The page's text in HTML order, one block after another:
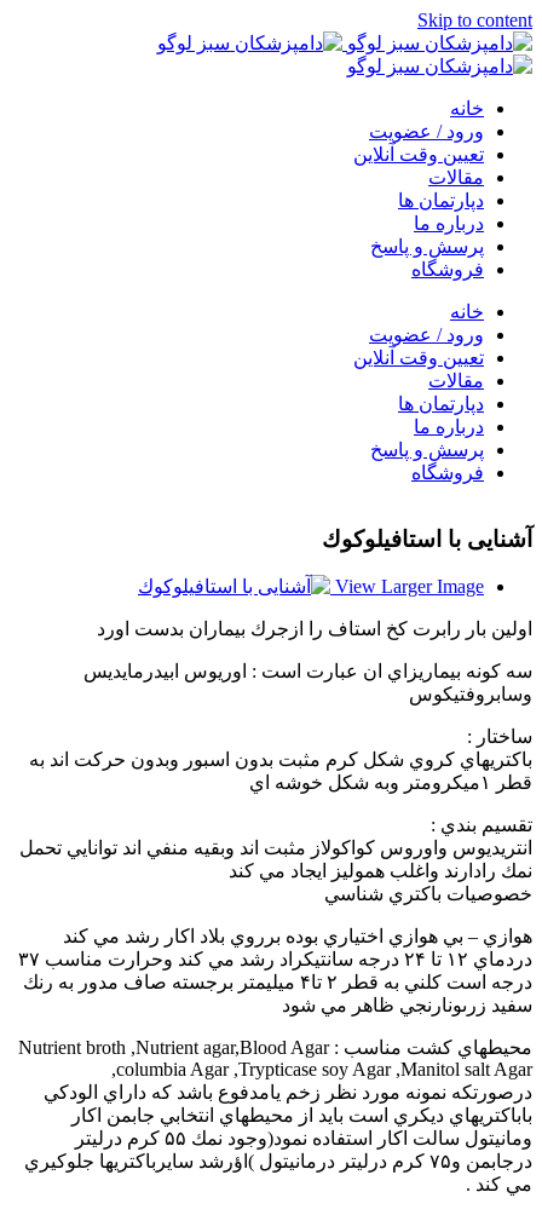
Skip to content
خانه
ورود / عضویت
تعیین وقت آنلاین
مقالات
دپارتمان ها
درباره ما
پرسش و پاسخ
فروشگاه
خانه
ورود / عضویت
تعیین وقت آنلاین
مقالات
دپارتمان ها
درباره ما
پرسش و پاسخ
فروشگاه
آشنایی با استافيلوكوك
View Larger Image
اولين بار رابرت كخ استاف را ازجرك بيماران بدست اورد
سه كونه بيماريزاي ان عبارت است : اوريوس ابيدرمايديس
وسابروفتيكوس
ساختار :
باكتريهاي كروي شكل كرم مثبت بدون اسبور وبدون حركت اند به
قطر ۱ميكرومتر وبه شكل خوشه اي
تقسيم بندي :
انتريديوس واوروس كواكولاز مثبت اند وبقيه منفي اند توانايي تحمل
نمك رادارند واغلب هموليز ايجاد مي كند
خصوصيات باكتري شناسي
هوازي – بي هوازي اختياري بوده برروي بلاد اكار رشد مي كند
دردماي ۱۲ تا ۲۴ درجه سانتيكراد رشد مي كند وحرارت مناسب ۳۷
درجه است كلني به قطر ۲ تا۴ ميليمتر برجسته صاف مدور به رنك
سفيد زرىونارنجي ظاهر مي شود
محيطهاي كشت مناسب : Nutrient broth ,Nutrient agar,Blood Agar
,columbia Agar ,Trypticase soy Agar ,Manitol salt Agar
درصورتكه نمونه مورد نظر زخم يامدفوع باشد كه داراي الودكي
باباكتريهاي ديكري است بايد از محيطهاي انتخابي جابمن اكار
ومانيتول سالت اكار استفاده نمود(وجود نمك ۵۵ كرم درليتر
درجابمن و۷۵ كرم درليتر درمانيتول )اؤرشد سايرباكتريها جلوكيري
مي كند .